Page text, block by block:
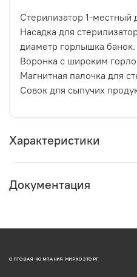
Стерилизатор 1-местный
Насадка для
диаметр горлышка банок.
Воронка с широким
Магнитная палочка для
Совок для сыпучих
Характеристики
Документация
ОПТОВАЯ КОМПАНИЯ МИРХОЗТОРГ